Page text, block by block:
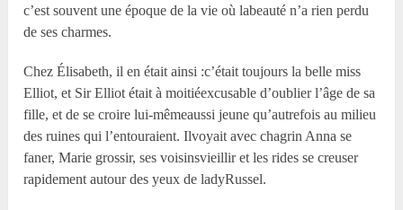
c’est souvent une époque de la vie où labeauté n’a rien perdu
de ses charmes.
Chez Élisabeth, il en était ainsi :c’était toujours la belle miss
Elliot, et Sir Elliot était à moitiéexcusable d’oublier l’âge de sa
fille, et de se croire lui-mêmeaussi jeune qu’autrefois au milieu
des ruines qui l’entouraient. Ilvoyait avec chagrin Anna se
faner, Marie grossir, ses voisinsvieillir et les rides se creuser
rapidement autour des yeux de ladyRussel.